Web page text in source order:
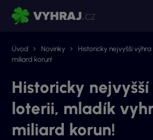
Úvod Novinky
Historicky nejvyšší
miliard korun!
Historicky
loterii, mladík
miliard korun!